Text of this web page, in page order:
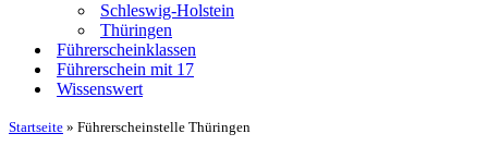
Schleswig-Holstein
Thüringen
Führerscheinklassen
Führerschein mit 17
Wissenswert
Startseite » Führerscheinstelle Thüringen